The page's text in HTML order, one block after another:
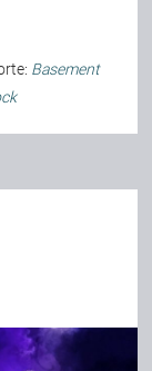
Basement